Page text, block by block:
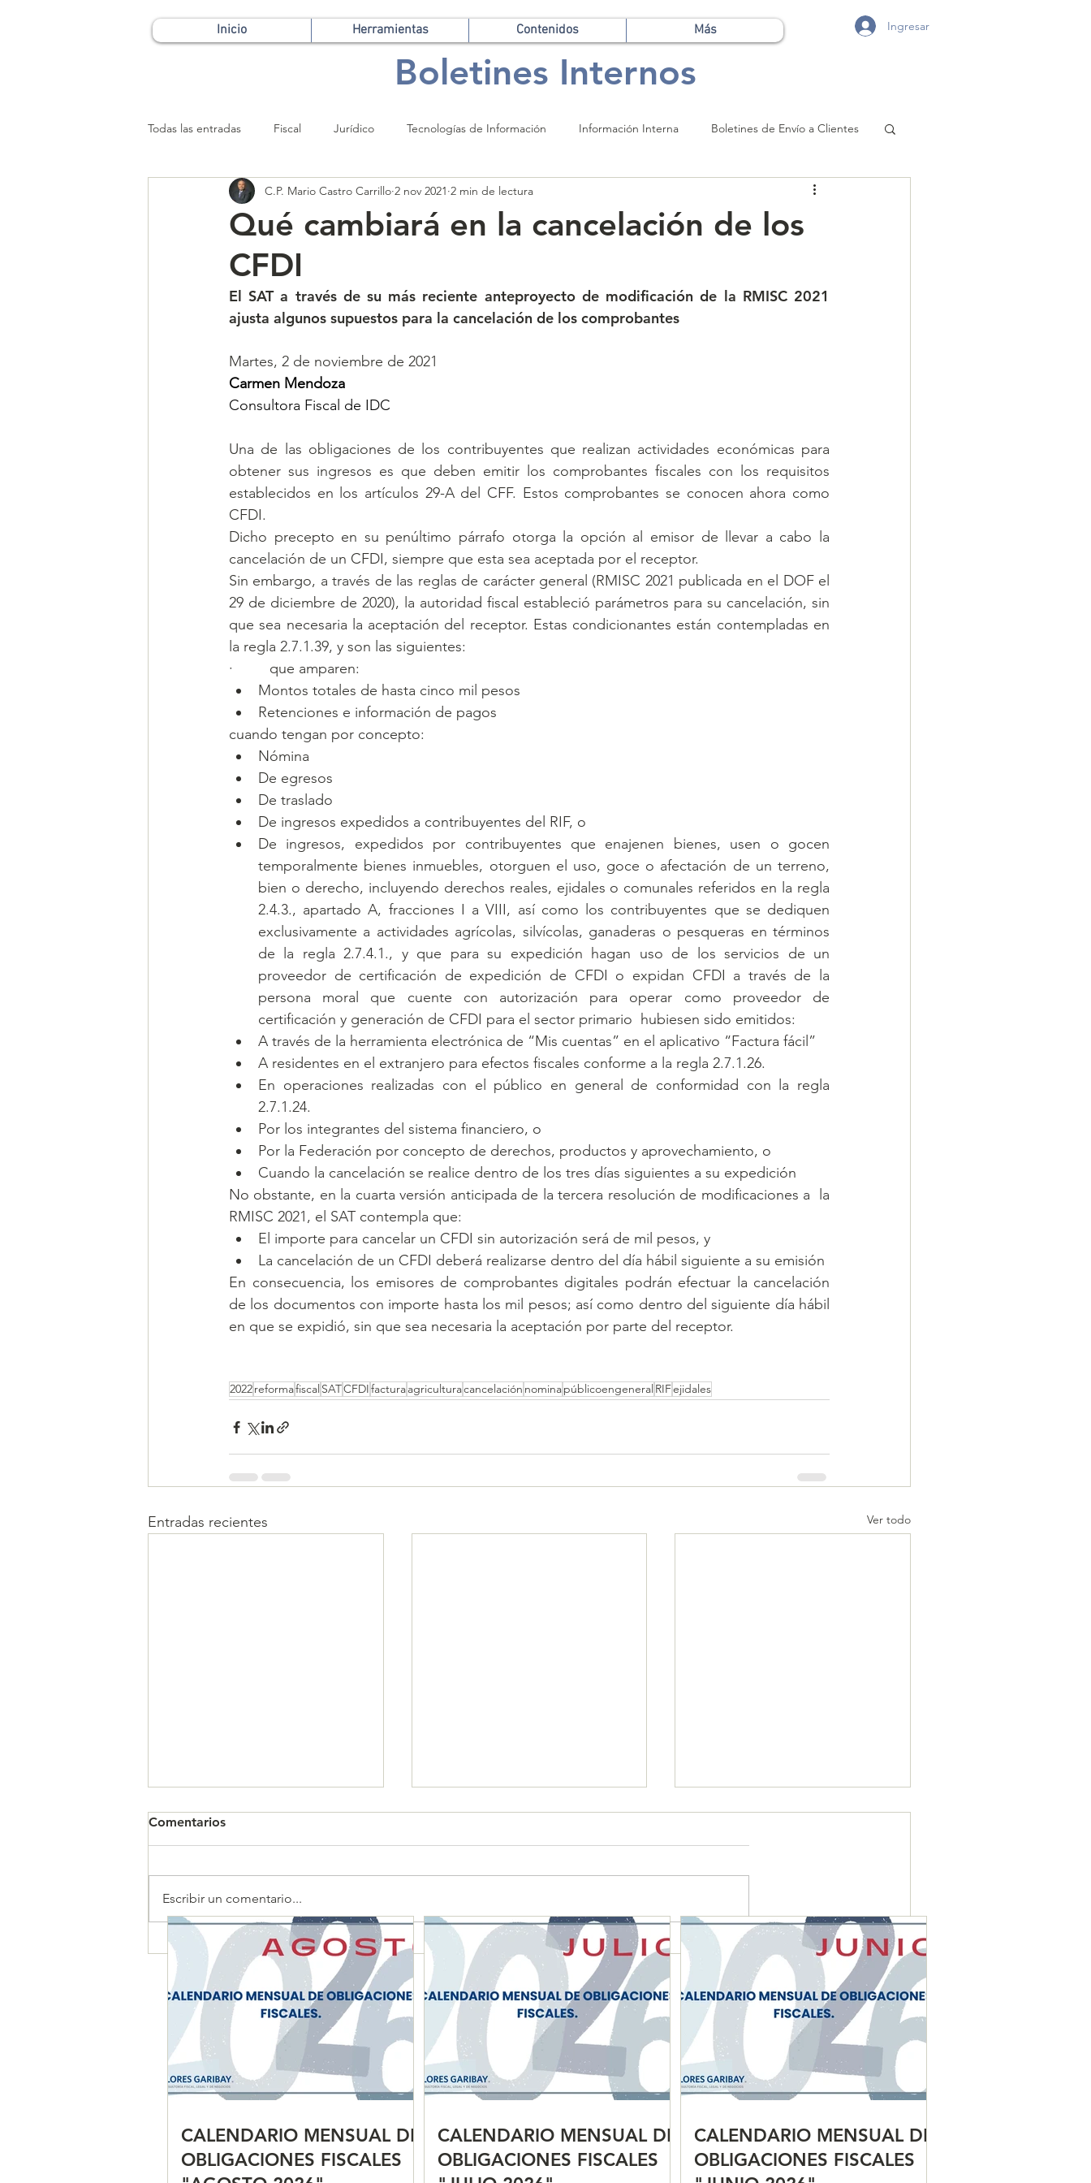
Inicio Herramientas Contenidos Más Ingresar
Boletines Internos
Todas las entradas Fiscal Jurídico Tecnologías de Información Información Interna Boletines de Envío a Clientes
Patrimonial
Qué cambiará en la cancelación de los
CFDI
C.P. Mario Castro Carrillo 2 nov 2021 2 min de lectura
El SAT a través de su más reciente anteproyecto de modificación de la RMISC 2021
ajusta algunos supuestos para la cancelación de los comprobantes
Martes, 2 de noviembre de 2021
Carmen Mendoza
Consultora Fiscal de IDC
Una de las obligaciones de los contribuyentes que realizan actividades económicas para
obtener sus ingresos es que deben emitir los comprobantes fiscales con los requisitos
establecidos en los artículos 29-A del CFF. Estos comprobantes se conocen ahora como
CFDI.
Dicho precepto en su penúltimo párrafo otorga la opción al emisor de llevar a cabo la
cancelación de un CFDI, siempre que esta sea aceptada por el receptor.
Sin embargo, a través de las reglas de carácter general (RMISC 2021 publicada en el DOF el
29 de diciembre de 2020), la autoridad fiscal estableció parámetros para su cancelación, sin
que sea necesaria la aceptación del receptor. Estas condicionantes están contempladas en
la regla 2.7.1.39, y son las siguientes:
·         que amparen:
Montos totales de hasta cinco mil pesos
Retenciones e información de pagos
cuando tengan por concepto:
Nómina
De egresos
De traslado
De ingresos expedidos a contribuyentes del RIF, o
De ingresos, expedidos por contribuyentes que enajenen bienes, usen o gocen
temporalmente bienes inmuebles, otorguen el uso, goce o afectación de un terreno,
bien o derecho, incluyendo derechos reales, ejidales o comunales referidos en la regla
2.4.3., apartado A, fracciones I a VIII, así como los contribuyentes que se dediquen
exclusivamente a actividades agrícolas, silvícolas, ganaderas o pesqueras en términos
de la regla 2.7.4.1., y que para su expedición hagan uso de los servicios de un
proveedor de certificación de expedición de CFDI o expidan CFDI a través de la
persona moral que cuente con autorización para operar como proveedor de
certificación y generación de CFDI para el sector primario  hubiesen sido emitidos:
A través de la herramienta electrónica de “Mis cuentas” en el aplicativo “Factura fácil”
A residentes en el extranjero para efectos fiscales conforme a la regla 2.7.1.26.
En operaciones realizadas con el público en general de conformidad con la regla
2.7.1.24.
Por los integrantes del sistema financiero, o
Por la Federación por concepto de derechos, productos y aprovechamiento, o
Cuando la cancelación se realice dentro de los tres días siguientes a su expedición
No obstante, en la cuarta versión anticipada de la tercera resolución de modificaciones a  la
RMISC 2021, el SAT contempla que:
El importe para cancelar un CFDI sin autorización será de mil pesos, y
La cancelación de un CFDI deberá realizarse dentro del día hábil siguiente a su emisión
En consecuencia, los emisores de comprobantes digitales podrán efectuar la cancelación
de los documentos con importe hasta los mil pesos; así como dentro del siguiente día hábil
en que se expidió, sin que sea necesaria la aceptación por parte del receptor.
2022reformafiscal SATCFDIfacturaagriculturacancelación nominapúblicoengeneral RIFejidales
Entradas recientes Ver todo
CALENDARIO MENSUAL DE
OBLIGACIONES FISCALES
"AGOSTO 2026"
CALENDARIO MENSUAL DE
OBLIGACIONES FISCALES
"JULIO 2026"
CALENDARIO MENSUAL DE
OBLIGACIONES FISCALES
"JUNIO 2026"
Comentarios
Escribir un comentario...
CALENDARIO MENSUAL DE
OBLIGACIONES FISCALES
CALENDARIO MENSUAL DE
OBLIGACIONES FISCALES
CALENDARIO MENSUAL DE
OBLIGACIONES FISCALES